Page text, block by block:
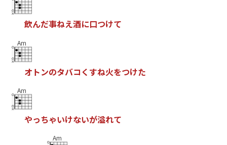
飲んだ事ねえ酒に口つけて
Am
オ トンのタバコ く すね火をつけた
Am
やっちゃいけないが溢れて
Am